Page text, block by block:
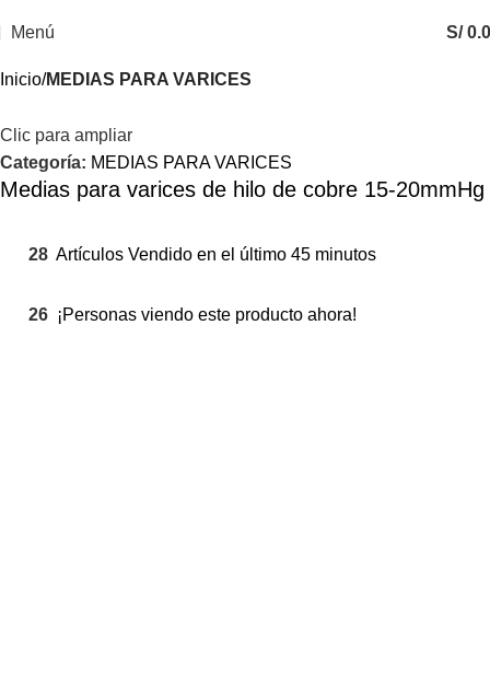
Menú S/
Inicio MEDIAS PARA VARICES
Clic para ampliar
Categoría: MEDIAS PARA VARICES
Medias para varices de hilo de cobre 15-20mmHg
28 Artículos Vendido en el último 45 minutos
26 ¡Personas viendo este producto ahora!